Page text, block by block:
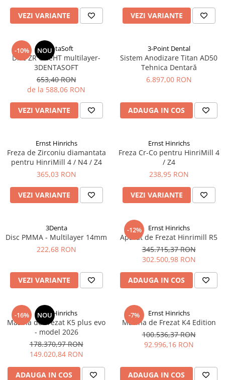
Scannere de Cabinet
Imprimante 3D
Imprimanta 3D
Rasina Imprimanta 3D
Sinterizare
Cuptoare Sinterizare
%REFURBISHED%
Cuptoare Sinterizare
Software
Administrare Laborator
Wiredent
Cuburi ceramice ONECera
Blocuri Disilicat de litiu
AMBER MILL C14
AMBER MILL C32
Disc Titan Biostar 98mm
Disc PMMA Biostar 98mm
Pmma Mono 98mm
Pmma Multilayer A-D 98mm
dds zirconia® t
VEZI VARIANTE VEZI VARIANTE
-10% NOU
3DentaSoft
Disc ZR OneHT multilayer-
3DENTASOFT
653,40 RON
de la 588,06 RON
VEZI VARIANTE
3-Point Dental
Sistem Anodizare Titan AD50
Tehnica Dentară
6.897,00 RON
ADAUGA IN COS
Ernst Hinrichs
Freza de Zirconiu diamantata
pentru HinriMill 4 / N4 / Z4
365,03 RON
VEZI VARIANTE
Ernst Hinrichs
Freza Cr-Co pentru HinriMill 4
/ Z4
238,95 RON
VEZI VARIANTE
3Denta
Disc PMMA - Multilayer 14mm
222,68 RON
VEZI VARIANTE
-12% Ernst Hinrichs
Aparat de Frezat Hinrimill R5
345.715,37 RON
302.500,98 RON
ADAUGA IN COS
-16% NOU
Ernst Hinrichs
Masina de Frezat K5 plus evo
- model 2026
178.370,97 RON
149.020,84 RON
ADAUGA IN COS
-7% Ernst Hinrichs
Masina de Frezat K4 Edition
100.536,37 RON
92.996,16 RON
ADAUGA IN COS